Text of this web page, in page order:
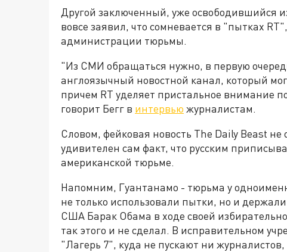
Другой заключенный, уже освободившийся
вовсе заявил, что сомневается в "пытках
администрации тюрьмы.
"Из СМИ обращаться нужно, в первую
англоязычный новостной канал, который
причем RT уделяет пристальное внимание
говорит Бегг в интервью журналистам.
Словом, фейковая новость The Daily Beast
удивителен сам факт, что русским
американской тюрьме.
Напомним, Гуантанамо - тюрьма у
не только использовали пытки, но и
США Барак Обама в ходе своей
так этого и не сделал. В исправительном
"Лагерь 7", куда не пускают ни